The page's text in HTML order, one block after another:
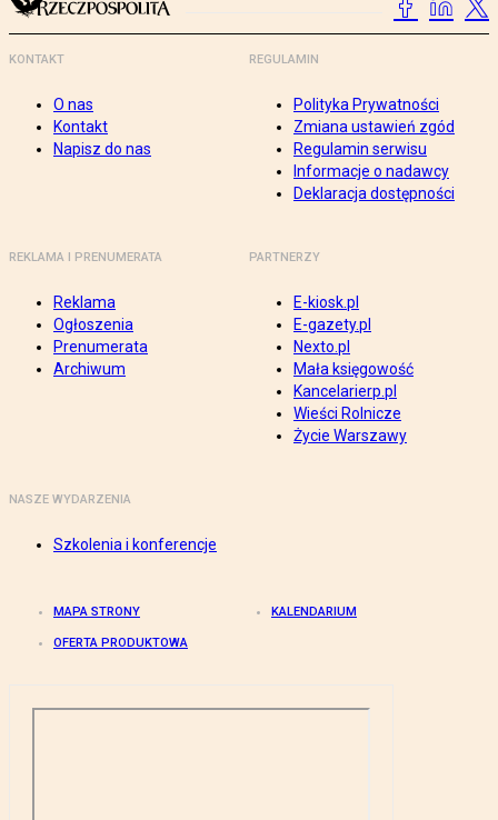
KONTAKT
O nas
Kontakt
Napisz do nas
REGULAMIN
Polityka Prywatności
Zmiana ustawień zgód
Regulamin serwisu
Informacje o nadawcy
Deklaracja dostępności
REKLAMA I PRENUMERATA
Reklama
Ogłoszenia
Prenumerata
Archiwum
PARTNERZY
E-kiosk.pl
E-gazety.pl
Nexto.pl
Mała księgowość
Kancelarierp.pl
Wieści Rolnicze
Życie Warszawy
NASZE WYDARZENIA
Szkolenia i konferencje
MAPA STRONY KALENDARIUM
OFERTA PRODUKTOWA